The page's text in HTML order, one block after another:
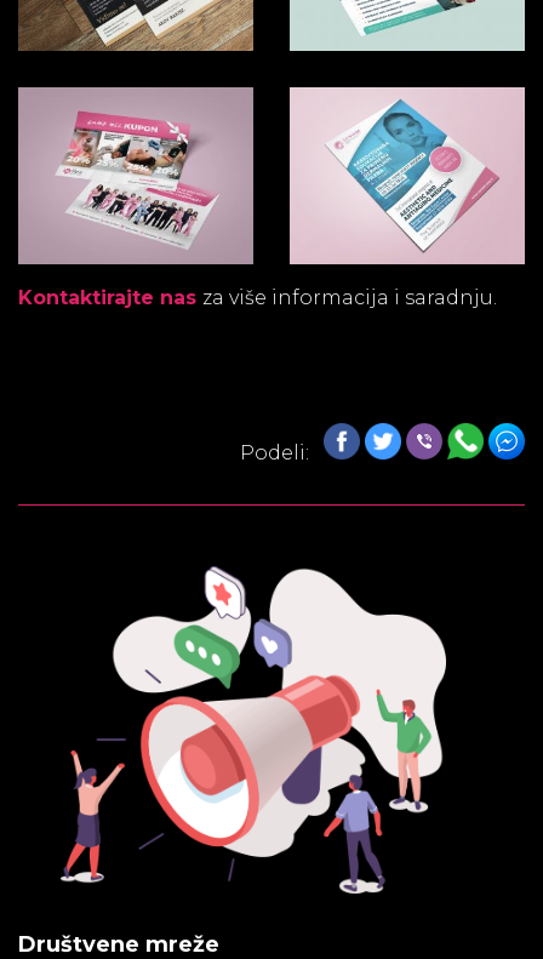
Kontaktirajte nas za više informacija i saradnju.
Podeli:
Društvene mreže